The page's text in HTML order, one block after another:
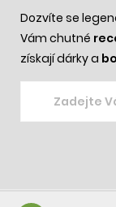
Dozvíte se
Vám chutné
získají dárky a